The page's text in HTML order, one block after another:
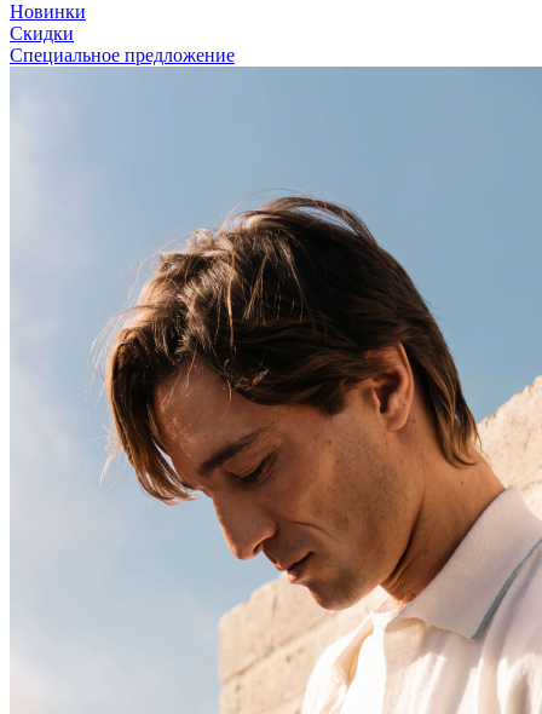
Новинки
Скидки
Специальное предложение